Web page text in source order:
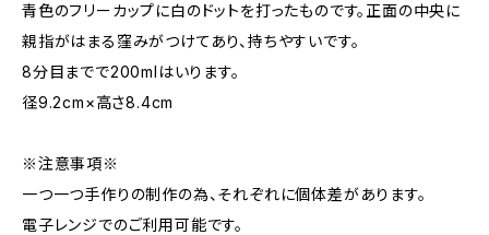
青色のフリーカップに白のドットを打ったものです。正面の中央に
親指がはまる窪みがつけてあり、持ちやすいです。
8分目までで200mlはいります。
径9.2cm×高さ8.4cm
※注意事項※
一つ一つ手作りの制作の為、それぞれに個体差があります。
電子レンジでのご利用可能です。